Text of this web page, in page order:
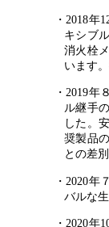
・2018
キシブ
消火栓
います
・2019
ル継手
した。
奨製品
との差
・2020
バルな
・2020